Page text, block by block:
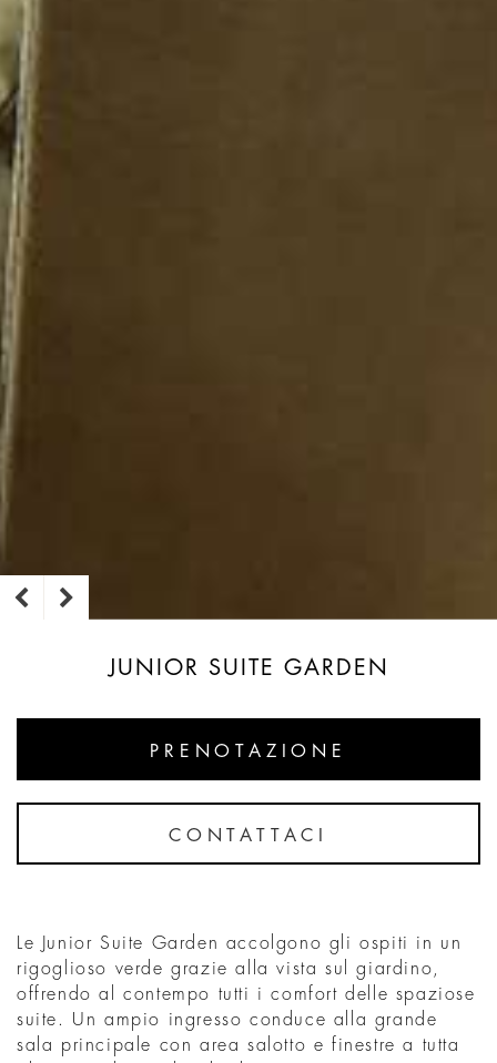
JUNIOR SUITE GARDEN
PRENOTAZIONE
CONTATTACI
Le Junior Suite Garden accolgono gli ospiti in un
rigoglioso verde grazie alla vista sul giardino,
offrendo al contempo tutti i comfort delle spaziose
suite. Un ampio ingresso conduce alla grande
sala principale con area salotto e finestre a tutta